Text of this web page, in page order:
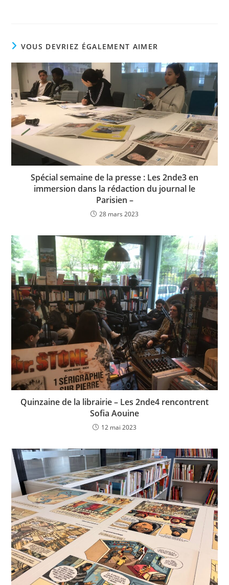
VOUS DEVRIEZ ÉGALEMENT AIMER
Spécial semaine de la presse : Les 2nde3 en
immersion dans la rédaction du journal le
Parisien –
28 mars 2023
Quinzaine de la librairie – Les 2nde4 rencontrent
Sofia Aouine
12 mai 2023